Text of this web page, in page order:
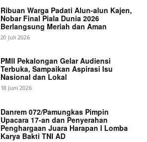
Ribuan Warga Padati Alun-alun Kajen,
Nobar Final Piala Dunia 2026
Berlangsung Meriah dan Aman
20 Juli 2026
PMII Pekalongan Gelar Audiensi
Terbuka, Sampaikan Aspirasi Isu
Nasional dan Lokal
18 Juni 2026
Danrem 072/Pamungkas Pimpin
Upacara 17-an dan Penyerahan
Penghargaan Juara Harapan I Lomba
Karya Bakti TNI AD